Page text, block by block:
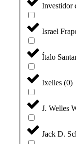
Investidor
Israel
Ítalo
Ixelles (0)
J. Welles
Jack D.